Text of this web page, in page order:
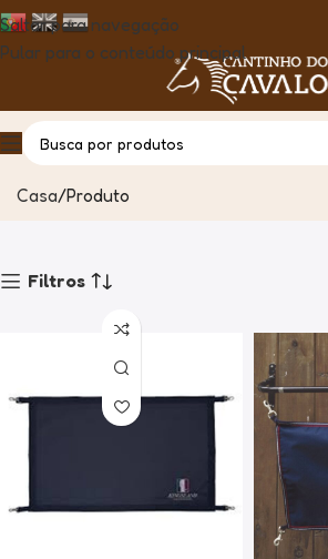
Saltar para navegação
Pular para o conteúdo principal
Barreiras e Cortinas de
Casa Produto
Filtros